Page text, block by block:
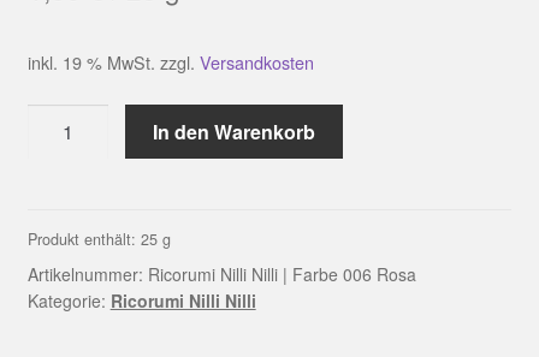
inkl. 19 % MwSt. zzgl. Versandkosten
Farbe
006
Rosa
In den Warenkorb
Produkt enthält: 25 g
Artikelnummer: Ricorumi Nilli Nilli | Farbe 006 Rosa
Kategorie: Ricorumi Nilli Nilli